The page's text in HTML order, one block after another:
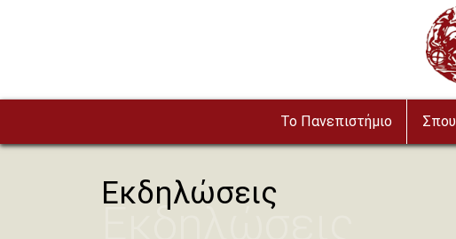
To Πανεπιστήμιο
Εκδηλώσεις
Εκδηλώσεις